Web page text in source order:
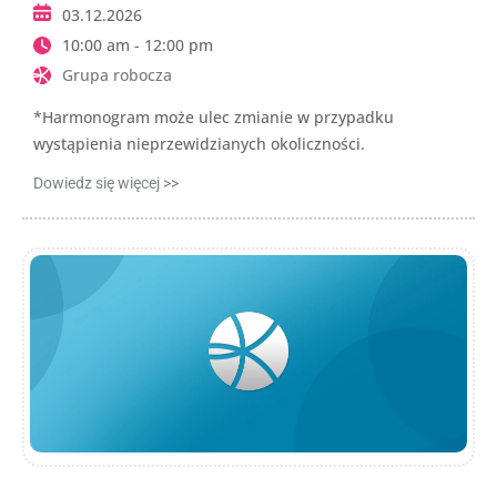
03.12.2026
10:00 am - 12:00 pm
Grupa robocza
*Harmonogram może ulec zmianie w przypadku
wystąpienia nieprzewidzianych okoliczności.
Dowiedz się więcej >>